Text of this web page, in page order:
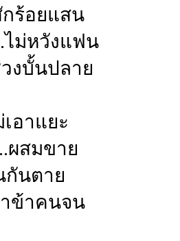
กร้อยแสน
ไม่หวังแฟน
งบั้นปลาย
อาแยะ
ผสมขาย
กันตาย
ข้าคนจน